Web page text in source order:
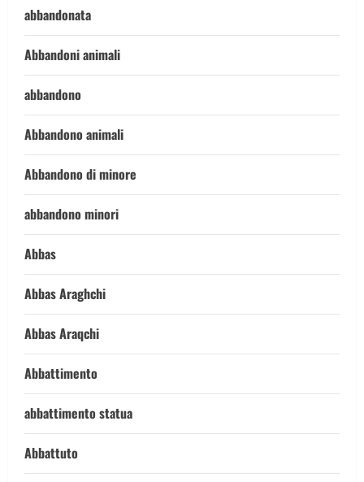
abbandonata
Abbandoni animali
abbandono
Abbandono animali
Abbandono di minore
abbandono minori
Abbas
Abbas Araghchi
Abbas Araqchi
Abbattimento
abbattimento statua
Abbattuto